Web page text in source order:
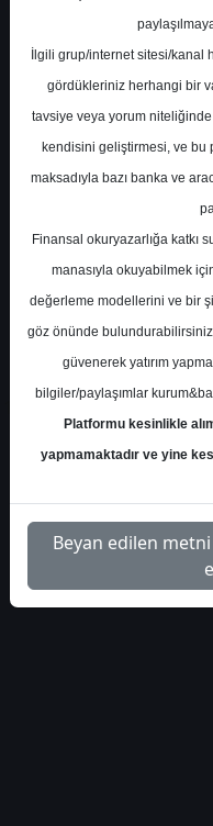
Halk Yatırım,
hedef fiyatını
düşürdü,
İlgili grup/internet sitesi/kanal
gördükleriniz herhangi bir
tavsiye veya yorum niteliğinde
kendisini geliştirmesi, ve bu
maksadıyla bazı banka ve
Finansal okuryazarlığa katkı
manasıyla okuyabilmek
değerleme modellerini ve bir
göz önünde
güvenerek yatırım
bilgiler/paylaşımlar
Platformu kesinlikle
yapmamaktadır ve yine
Beyan edilen metni